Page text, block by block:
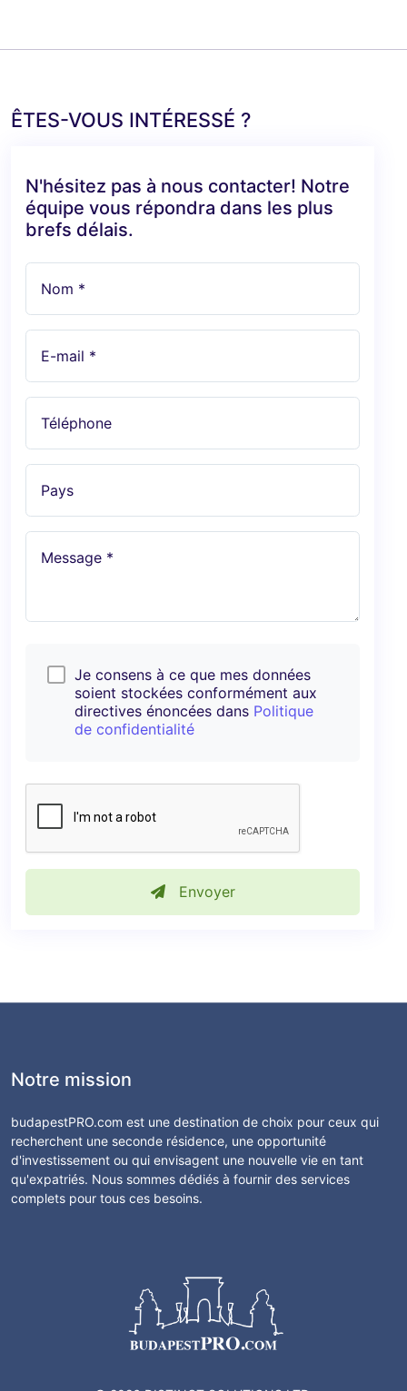
ÊTES-VOUS INTÉRESSÉ ?
N'hésitez pas à nous contacter! Notre
équipe vous répondra dans les plus
brefs délais.
Nom *
E-mail *
Téléphone
Pays
Message *
Je consens à ce que mes données
soient stockées conformément aux
directives énoncées dans Politique
de confidentialité
Envoyer
Notre mission
budapestPRO.com est une destination de choix pour ceux qui
recherchent une seconde résidence, une opportunité
d'investissement ou qui envisagent une nouvelle vie en tant
qu'expatriés. Nous sommes dédiés à fournir des services
complets pour tous ces besoins.